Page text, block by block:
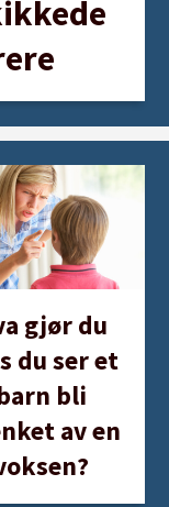
gjør du
du ser et
bli
av en